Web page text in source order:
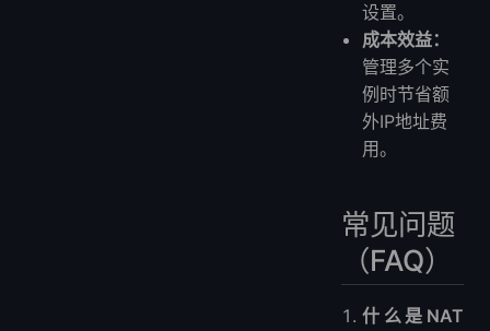
设置。
成本效益：
管理多个实
例时节省额
外IP地址费
用。
常见问题
（FAQ）
什么是NAT